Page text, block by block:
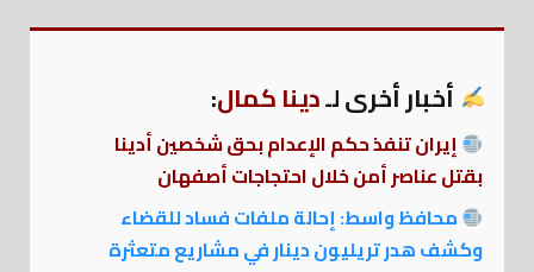
أخبار أخرى لـدينا كمال:
إيران تنفذ حكم الإعدام بحق شخصين أدينا
بقتل عناصر أمن خلال احتجاجات أصفهان
محافظ واسط: إحالة ملفات فساد للقضاء
وكشف هدر تريليون دينار في مشاريع متعثرة